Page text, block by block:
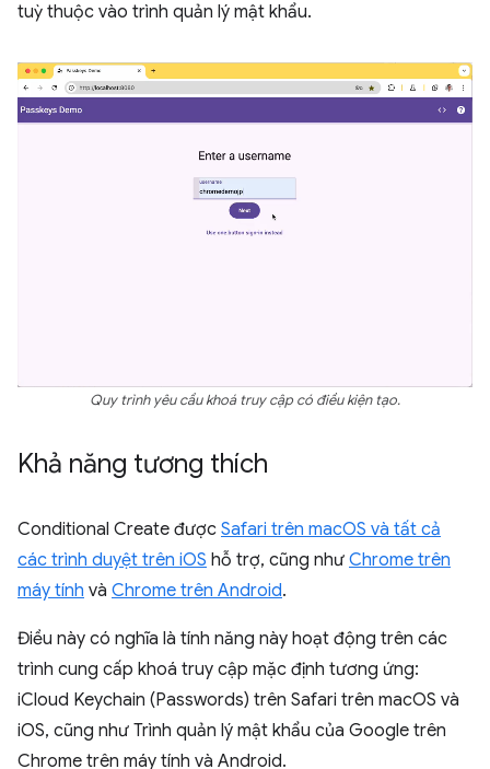
tuỳ thuộc vào trình quản lý mật khẩu.
Quy trình yêu cầu khoá truy cập có điều kiện tạo.
Khả năng tương thích
Conditional Create được Safari trên macOS và tất cả
các trình duyệt trên iOS hỗ trợ, cũng như Chrome trên
máy tính và Chrome trên Android.
Điều này có nghĩa là tính năng này hoạt động trên các
trình cung cấp khoá truy cập mặc định tương ứng:
iCloud Keychain (Passwords) trên Safari trên macOS và
iOS, cũng như Trình quản lý mật khẩu của Google trên
Chrome trên máy tính và Android.